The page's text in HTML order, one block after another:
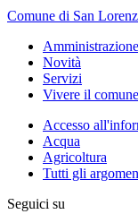
Comune di San
Amministrazione
Novità
Servizi
Vivere il comune
Accesso
Acqua
Agricoltura
Tutti gli
Seguici su